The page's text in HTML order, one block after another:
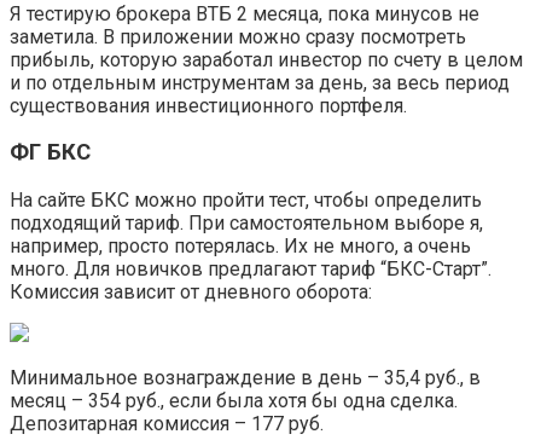
Я тестирую брокера ВТБ 2 месяца, пока минусов не
заметила. В приложении можно сразу посмотреть
прибыль, которую заработал инвестор по счету в целом
и по отдельным инструментам за день, за весь период
существования инвестиционного портфеля.
ФГ БКС
На сайте БКС можно пройти тест, чтобы определить
подходящий тариф. При самостоятельном выборе я,
например, просто потерялась. Их не много, а очень
много. Для новичков предлагают тариф “БКС-Старт”.
Комиссия зависит от дневного оборота:
Минимальное вознаграждение в день – 35,4 руб., в
месяц – 354 руб., если была хотя бы одна сделка.
Депозитарная комиссия – 177 руб.